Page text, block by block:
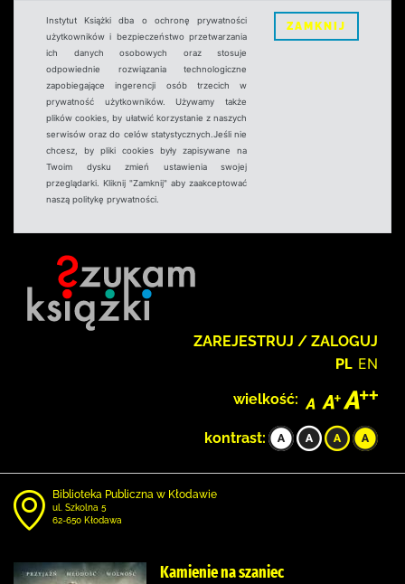
Instytut Książki dba o ochronę prywatności
użytkowników i bezpieczeństwo przetwarzania
ich danych osobowych oraz stosuje
odpowiednie rozwiązania technologiczne
zapobiegające ingerencji osób trzecich w
prywatność użytkowników. Używamy także
plików cookies, by ułatwić korzystanie z naszych
serwisów oraz do celów statystycznych.Jeśli nie
chcesz, by pliki cookies były zapisywane na
Twoim dysku zmień ustawienia swojej
przeglądarki. Kliknij "Zamknij" aby zaakceptować
naszą politykę prywatności.
ZAMKNIJ
ZAREJESTRUJ / ZALOGUJ
PL EN
wielkość:
kontrast:
Biblioteka Publiczna w Kłodawie
ul. Szkolna 5
62-650 Kłodawa
Kamienie na szaniec